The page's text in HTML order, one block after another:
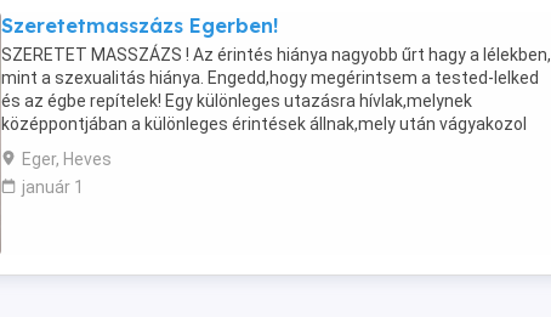
Szeretetmasszázs Egerben!
SZERETET MASSZÁZS ! Az érintés hiánya nagyobb űrt hagy a lélekben,
mint a szexualitás hiánya. Engedd,hogy megérintsem a tested-lelked
és az égbe repítelek! Egy különleges utazásra hívlak,melynek
középpontjában a különleges érintések állnak,mely után vágyakozol
majd újra. Amikor megérintelek: az agyad ...
Eger, Heves
január 1